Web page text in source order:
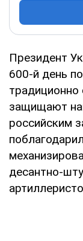
Президент
600-й день
защищают
российским
десантно-